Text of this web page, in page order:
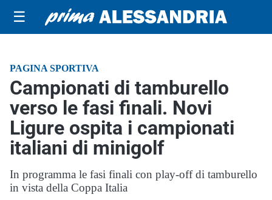
☰
PAGINA SPORTIVA
Campionati di tamburello
verso le fasi finali. Novi
Ligure ospita i campionati
italiani di minigolf
In programma le fasi finali con play-off di tamburello
in vista della Coppa Italia